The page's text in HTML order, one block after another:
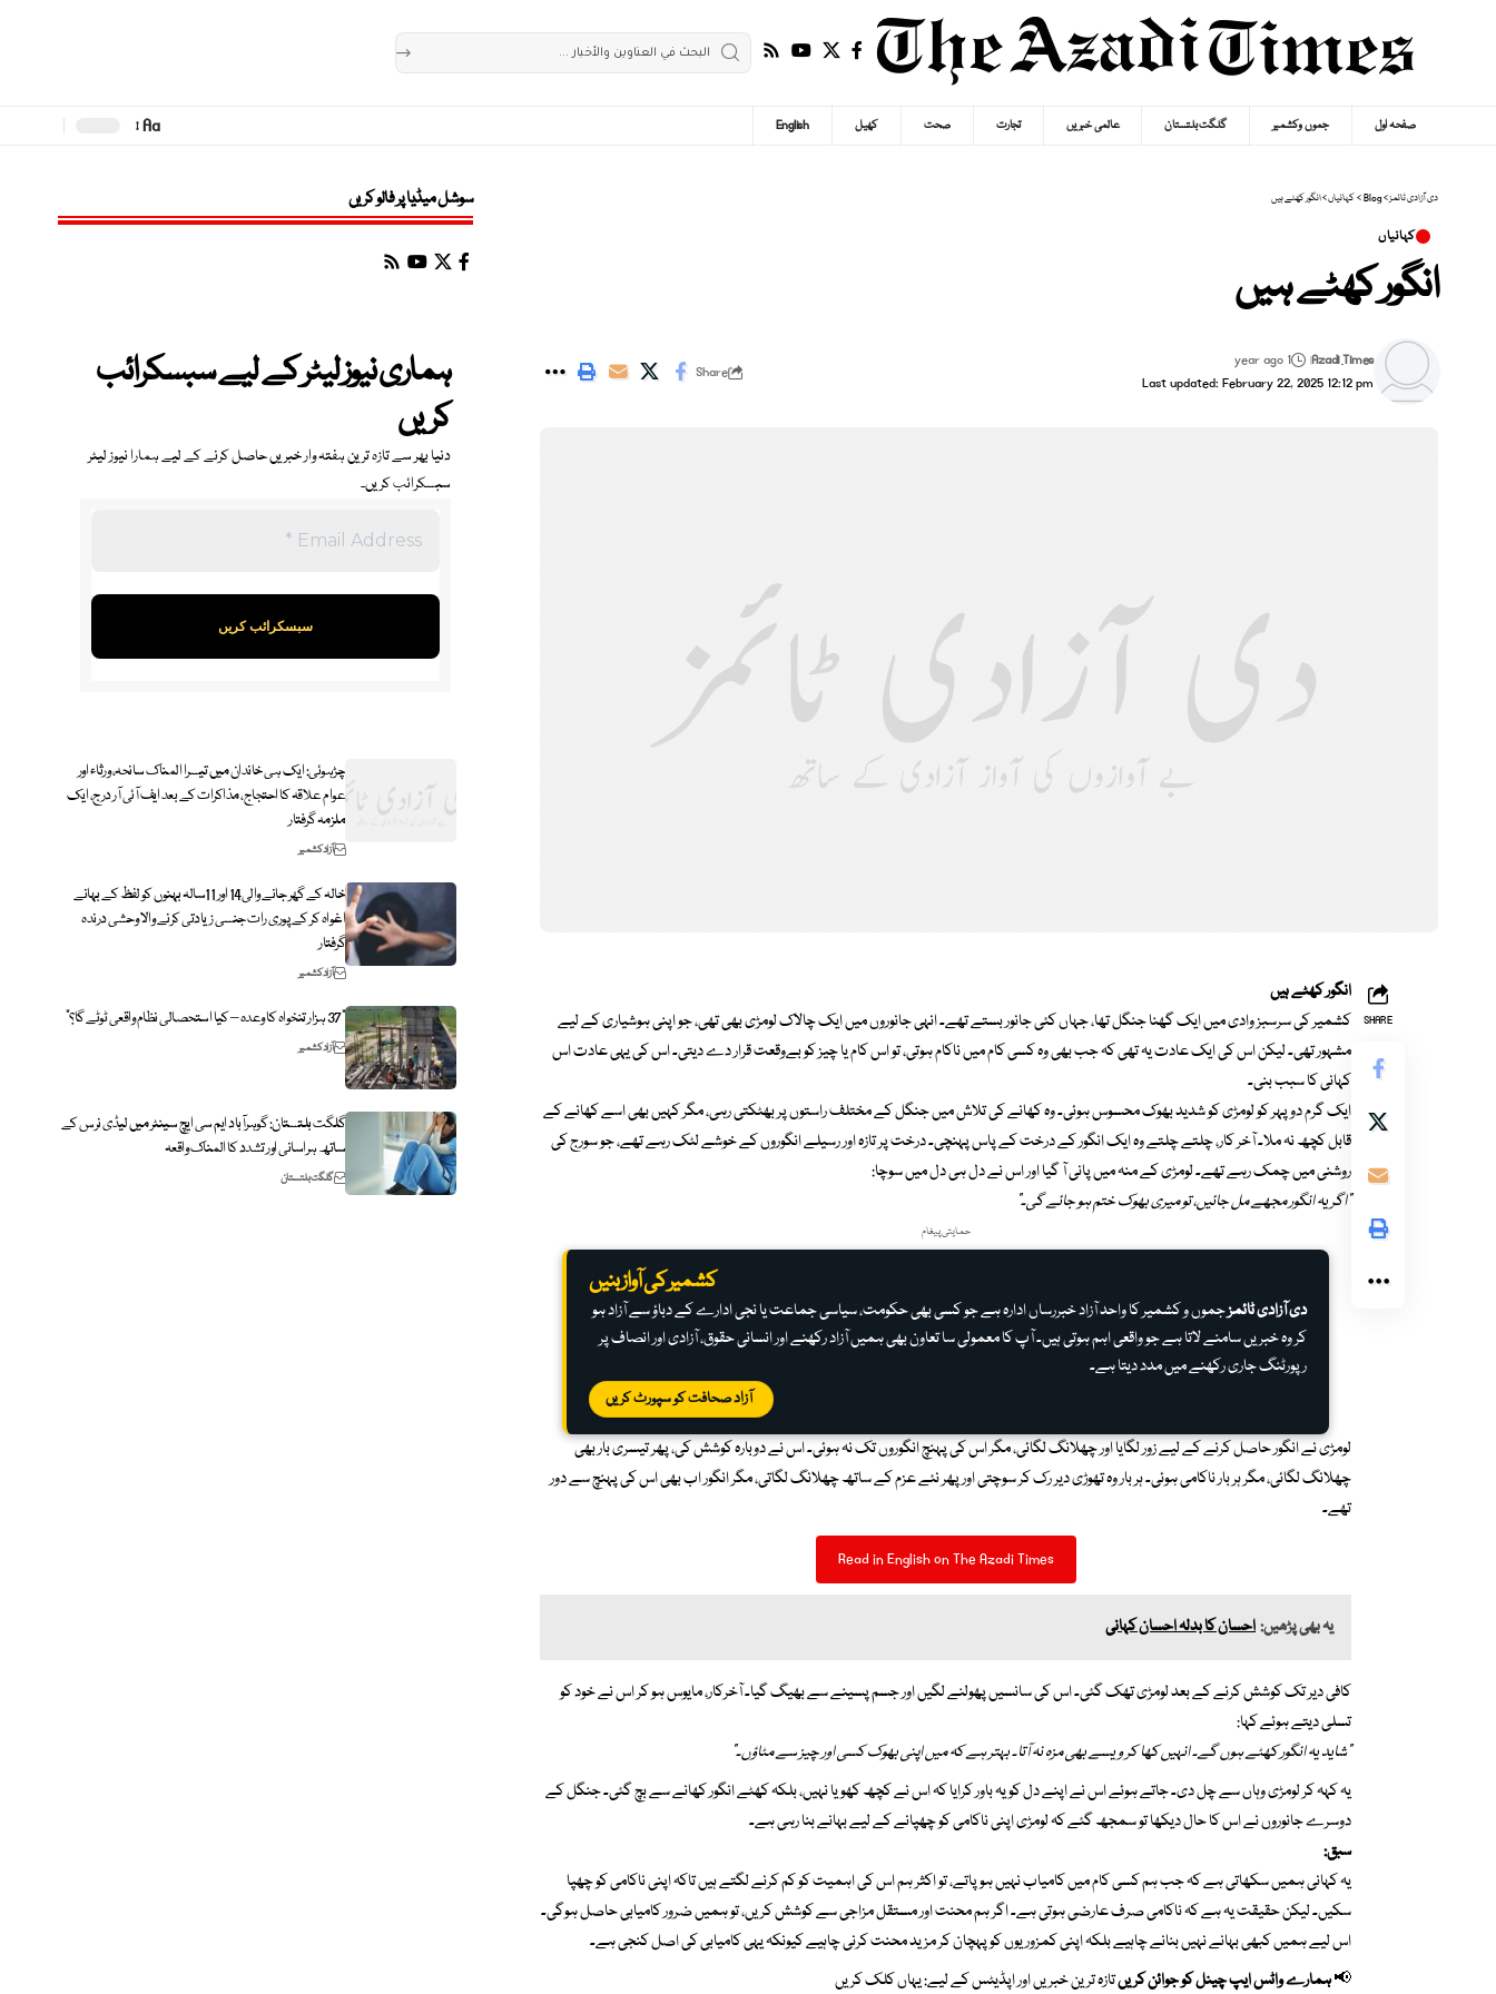
صفحہ اول جموں وکشمیر گلگت بلتستان عالمی خبریں تجارت صحت کھیل English
Font
Aa
دی آزادی ٹائمز>
Blog
>کہانیاں>انگور کھٹے ہیں
کہانیاں
انگور کھٹے ہیں
Last updated: February 22, 2025 12:12 pm
Azadi Times
1 year ago
Share
SHARE
انگور کھٹے ہیں
کشمیر کی سرسبز وادی میں ایک گھنا جنگل تھا، جہاں کئی جانور بستے تھے۔ انہی جانوروں میں ایک چالاک لومڑی بھی تھی، جو اپنی ہوشیاری کے لیے
مشہور تھی۔ لیکن اس کی ایک عادت یہ تھی کہ جب بھی وہ کسی کام میں ناکام ہوتی، تو اس کام یا چیز کو بےوقعت قرار دے دیتی۔ اس کی یہی عادت اس
کہانی کا سبب بنی۔
ایک گرم دوپہر کو لومڑی کو شدید بھوک محسوس ہوئی۔ وہ کھانے کی تلاش میں جنگل کے مختلف راستوں پر بھٹکتی رہی، مگر کہیں بھی اسے کھانے کے
قابل کچھ نہ ملا۔ آخر کار، چلتے چلتے وہ ایک انگور کے درخت کے پاس پہنچی۔ درخت پر تازہ اور رسیلے انگوروں کے خوشے لٹک رہے تھے، جو سورج کی
روشنی میں چمک رہے تھے۔ لومڑی کے منہ میں پانی آ گیا اور اس نے دل ہی دل میں سوچا:
“اگر یہ انگور مجھے مل جائیں، تو میری بھوک ختم ہو جائے گی۔”
حمایتی پیغام
کشمیر کی آواز بنیں
دی آزادی ٹائمزجموں و کشمیر کا واحد آزاد خبررساں ادارہ ہے جو کسی بھی حکومت، سیاسی جماعت یا نجی ادارے کے دباؤ سے آزاد ہو
کر وہ خبریں سامنے لاتا ہے جو واقعی اہم ہوتی ہیں۔ آپ کا معمولی سا تعاون بھی ہمیں آزاد رکھنے اور انسانی حقوق، آزادی اور انصاف پر
رپورٹنگ جاری رکھنے میں مدد دیتا ہے۔
آزاد صحافت کو سپورٹ کریں
لومڑی نے انگور حاصل کرنے کے لیے زور لگایا اور چھلانگ لگائی، مگر اس کی پہنچ انگوروں تک نہ ہوئی۔ اس نے دوبارہ کوشش کی، پھر تیسری بار بھی
چھلانگ لگائی، مگر ہر بار ناکامی ہوئی۔ ہر بار وہ تھوڑی دیر رک کر سوچتی اور پھر نئے عزم کے ساتھ چھلانگ لگاتی، مگر انگور اب بھی اس کی پہنچ سے دور
تھے۔
Read in English on The Azadi Times
یہ بھی پڑھیں:احسان کا بدلہ احسان کہانی
کافی دیر تک کوشش کرنے کے بعد لومڑی تھک گئی۔ اس کی سانسیں پھولنے لگیں اور جسم پسینے سے بھیگ گیا۔ آخرکار، مایوس ہو کر اس نے خود کو
تسلی دیتے ہوئے کہا:
“شاید یہ انگور کھٹے ہوں گے۔ انہیں کھا کر ویسے بھی مزہ نہ آتا۔ بہتر ہے کہ میں اپنی بھوک کسی اور چیز سے مٹاؤں۔”
یہ کہہ کر لومڑی وہاں سے چل دی۔ جاتے ہوئے اس نے اپنے دل کو یہ باور کرایا کہ اس نے کچھ کھویا نہیں، بلکہ کھٹے انگور کھانے سے بچ گئی۔ جنگل کے
دوسرے جانوروں نے اس کا حال دیکھا تو سمجھ گئے کہ لومڑی اپنی ناکامی کو چھپانے کے لیے بہانے بنا رہی ہے۔
سبق:
یہ کہانی ہمیں سکھاتی ہے کہ جب ہم کسی کام میں کامیاب نہیں ہو پاتے، تو اکثر ہم اس کی اہمیت کو کم کرنے لگتے ہیں تاکہ اپنی ناکامی کو چھپا
سکیں۔ لیکن حقیقت یہ ہے کہ ناکامی صرف عارضی ہوتی ہے۔ اگر ہم محنت اور مستقل مزاجی سے کوشش کریں، تو ہمیں ضرور کامیابی حاصل ہوگی۔
اس لیے ہمیں کبھی بہانے نہیں بنانے چاہیے بلکہ اپنی کمزوریوں کو پہچان کر مزید محنت کرنی چاہیے کیونکہ یہی کامیابی کی اصل کنجی ہے۔
📢ہمارے واٹس ایپ چینل کو جوائن کریںتازہ ترین خبریں اور اپڈیٹس کے لیے:یہاں کلک کریں
سوشل میڈیا پر فالو کریں
ہماری نیوز لیٹر کے لیے سبسکرائب
کریں
دنیا بھر سے تازہ ترین ہفتہ وار خبریں حاصل کرنے کے لیے ہمارا نیوز لیٹر
سبسکرائب کریں۔
چڑہوئی: ایک ہی خاندان میں تیسرا المناک سانحہ، ورثاء اور
عوام علاقہ کا احتجاج، مذاکرات کے بعد ایف آئی آر درج، ایک
ملزمہ گرفتار
آزاد کشمیر
خالہ کے گھر جانے والی14 اور 11سالہ بہنوں کو لفظ کے بہانے
اغواہ کر کے پوری رات جنسی زیادتی کرنے والا وحشی درندہ
گرفتار
آزاد کشمیر
“37 ہزار تنخواہ کا وعدہ – کیا استحصالی نظام واقعی ٹوٹے گا؟”
آزاد کشمیر
گلگت بلتستان: گوہرآباد ایم سی ایچ سینٹر میں لیڈی نرس کے
ساتھ ہراسانی اور تشدد کا المناک واقعہ
گلگت بلتستان